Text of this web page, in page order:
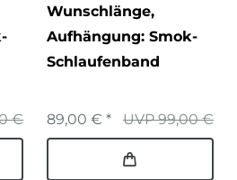
€
Wunschlänge,
Aufhängung: Smok-
Schlaufenband
UVP 99,00 €
89,00 € *